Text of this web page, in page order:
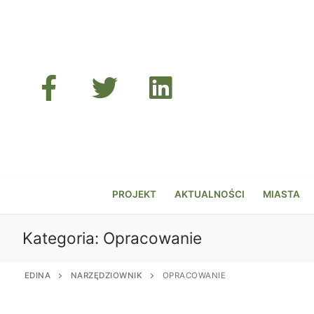
PROJEKT AKTUALNOŚCI MIASTA
Kategoria: Opracowanie
EDINA NARZĘDZIOWNIK OPRACOWANIE